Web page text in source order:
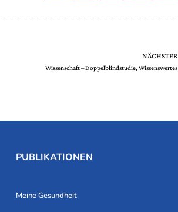
NÄCHSTER
Wissenschaft – Doppelblindstudie, Wissenswertes
PUBLIKATIONEN
Meine Gesundheit